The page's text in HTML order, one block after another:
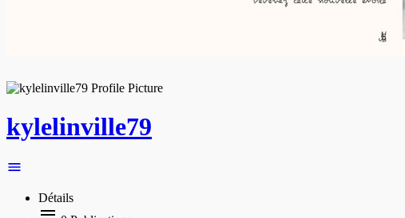
kylelinville79
Détails